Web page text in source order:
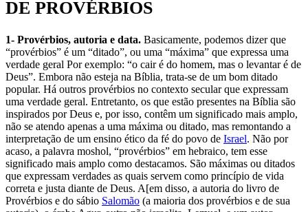
DE PROVÉRBIOS
1- Provérbios, autoria e data. Basicamente, podemos dizer que
“provérbios” é um “ditado”, ou uma “máxima” que expressa uma
verdade geral Por exemplo: “o cair é do homem, mas o levantar é de
Deus”. Embora não esteja na Bíblia, trata-se de um bom ditado
popular. Há outros provérbios no contexto secular que expressam
uma verdade geral. Entretanto, os que estão presentes na Bíblia são
inspirados por Deus e, por isso, contêm um significado mais amplo,
não se atendo apenas a uma máxima ou ditado, mas remontando a
interpretação de um ensino ético da fé do povo de Israel. Não por
acaso, a palavra moshol, “provérbios” em hebraico, tem esse
significado mais amplo como destacamos. São máximas ou ditados
que expressam verdades as quais servem como princípio de vida
correta e justa diante de Deus. A[em disso, a autoria do livro de
Provérbios e do sábio Salomão (a maioria dos provérbios e de sua